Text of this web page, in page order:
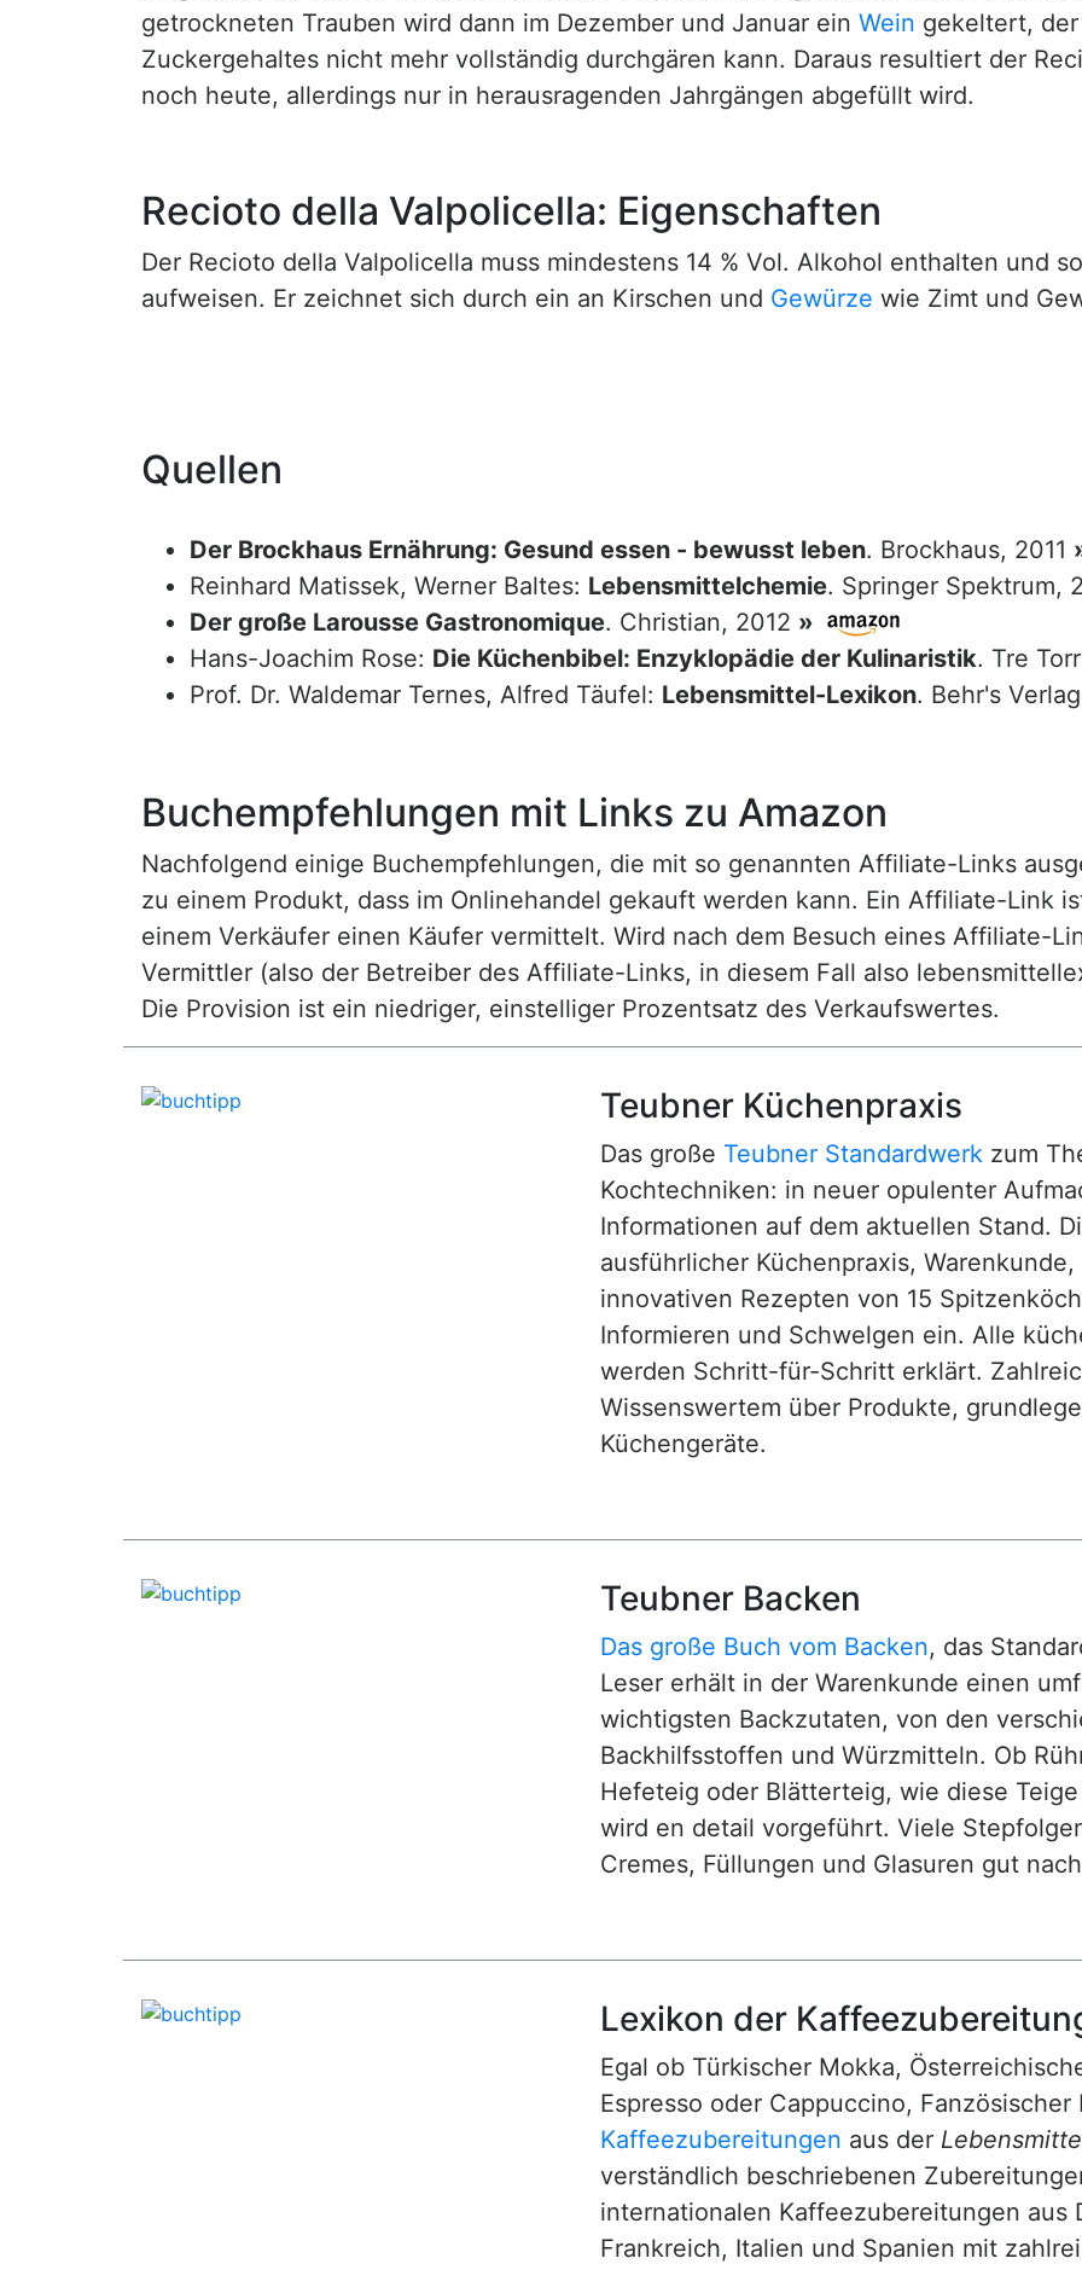
getrockneten Trauben wird dann im Dezember und Januar ein Wein gekeltert,
Zuckergehaltes nicht mehr vollständig durchgären kann. Daraus resultiert der
noch heute, allerdings nur in herausragenden Jahrgängen abgefüllt wird.
Recioto della Valpolicella: Eigenschaften
Der Recioto della Valpolicella muss mindestens 14 % Vol. Alkohol enthalten und
aufweisen. Er zeichnet sich durch ein an Kirschen und Gewürze wie Zimt und
Quellen
Der Brockhaus Ernährung: Gesund essen - bewusst leben. Brockhaus, 2011
Reinhard Matissek, Werner Baltes: Lebensmittelchemie. Springer Spektrum,
Der große Larousse Gastronomique. Christian, 2012 »
Hans-Joachim Rose: Die Küchenbibel: Enzyklopädie der Kulinaristik. Tre
Prof. Dr. Waldemar Ternes, Alfred Täufel: Lebensmittel-Lexikon. Behr's
Buchempfehlungen mit Links zu Amazon
Nachfolgend einige Buchempfehlungen, die mit so genannten Affiliate-Links
zu einem Produkt, dass im Onlinehandel gekauft werden kann. Ein Affiliate-Link
einem Verkäufer einen Käufer vermittelt. Wird nach dem Besuch eines Affiliate-
Vermittler (also der Betreiber des Affiliate-Links, in diesem Fall also
Die Provision ist ein niedriger, einstelliger Prozentsatz des Verkaufswertes.
Teubner Küchenpraxis
Das große Teubner Standardwerk zum
Kochtechniken: in neuer opulenter
Informationen auf dem aktuellen Stand.
ausführlicher Küchenpraxis,
innovativen Rezepten von 15
Informieren und Schwelgen ein. Alle
werden Schritt-für-Schritt erklärt.
Wissenswertem über Produkte,
Küchengeräte.
Teubner Backen
Das große Buch vom Backen, das
Leser erhält in der Warenkunde einen
wichtigsten Backzutaten, von den
Backhilfsstoffen und Würzmitteln. Ob
Hefeteig oder Blätterteig, wie diese
wird en detail vorgeführt. Viele
Cremes, Füllungen und Glasuren gut
Lexikon der
Egal ob Türkischer Mokka,
Espresso oder Cappuccino,
Kaffeezubereitungen aus der
verständlich beschriebenen
internationalen Kaffeezubereitungen aus
Frankreich, Italien und Spanien mit